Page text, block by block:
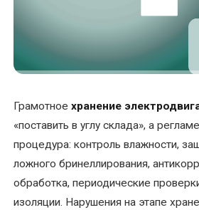
Балансировка
ротора
Восстановление
посадочного
места
под
подшипник
Грамотное хранение
«поставить в углу склада», а
процедура: контроль влажности,
ложного бринеллирования,
обработка, периодические
изоляции. Нарушения на этапе